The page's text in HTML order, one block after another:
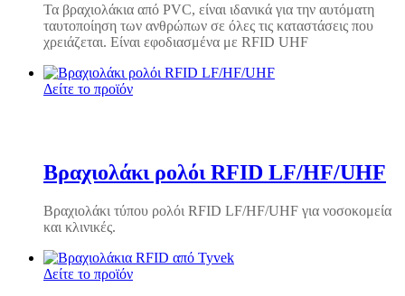
Τα βραχιολάκια από PVC, είναι ιδανικά για την αυτόματη
ταυτοποίηση των ανθρώπων σε όλες τις καταστάσεις που
χρειάζεται. Είναι εφοδιασμένα με RFID UHF
Δείτε το προϊόν
Βραχιολάκι ρολόι RFID LF/HF/UHF
Βραχιολάκι τύπου ρολόι RFID LF/HF/UHF για νοσοκομεία
και κλινικές.
Δείτε το προϊόν